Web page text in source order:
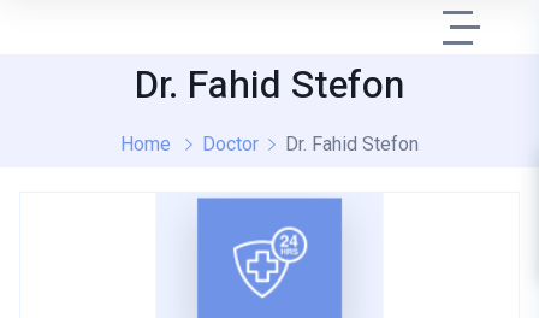
Dr. Fahid Stefon
Home Doctor Dr. Fahid Stefon